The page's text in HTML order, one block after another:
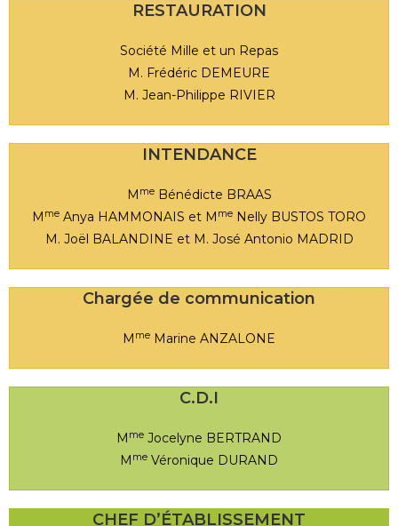
RESTAURATION
Société Mille et un Repas
M. Frédéric DEMEURE
M. Jean-Philippe RIVIER
INTENDANCE
M meBénédicte BRAAS
M me Anya HAMMONAIS et M me Nelly BUSTOS TORO
M. Joël BALANDINE et M. José Antonio MADRID
Chargée de communication
M me Marine ANZALONE
C.D.I
M me Jocelyne BERTRAND
M me Véronique DURAND
CHEF D’ÉTABLISSEMENT